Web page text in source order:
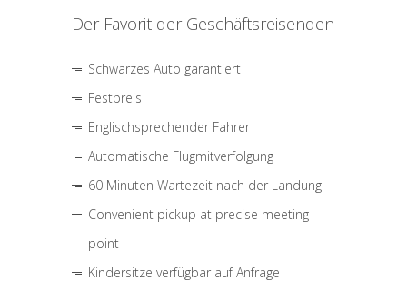
Der Favorit der Geschäftsreisenden
Schwarzes Auto garantiert
Festpreis
Englischsprechender Fahrer
Automatische Flugmitverfolgung
60 Minuten Wartezeit nach der Landung
Convenient pickup at precise meeting
point
Kindersitze verfügbar auf Anfrage